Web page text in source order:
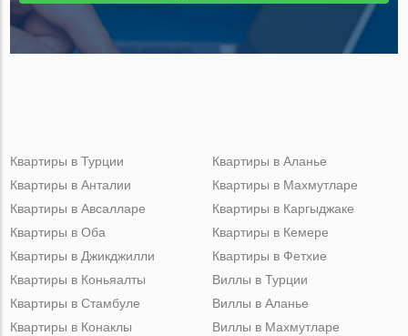
Квартиры в Турции
Квартиры в Анталии
Квартиры в Авсалларе
Квартиры в Оба
Квартиры в Джикджилли
Квартиры в Аланье
Квартиры в Махмутларе
Квартиры в Каргыджаке
Квартиры в Кемере
Квартиры в Фетхие
Квартиры в Коньяалты
Квартиры в Стамбуле
Квартиры в Конаклы
Виллы в Турции
Виллы в Аланье
Виллы в Махмутларе